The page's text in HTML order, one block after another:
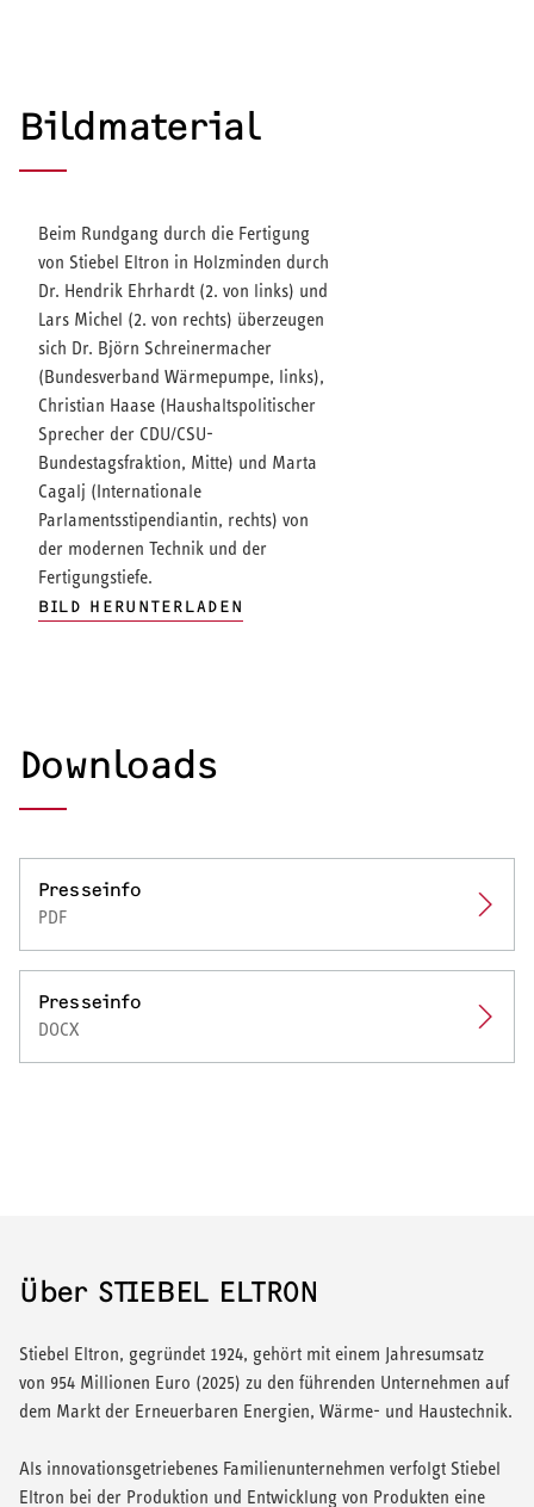
Bildmaterial
Beim Rundgang durch die Fertigung
von Stiebel Eltron in Holzminden durch
Dr. Hendrik Ehrhardt (2. von links) und
Lars Michel (2. von rechts) überzeugen
sich Dr. Björn Schreinermacher
(Bundesverband Wärmepumpe, links),
Christian Haase (Haushaltspolitischer
Sprecher der CDU/CSU-
Bundestagsfraktion, Mitte) und Marta
Cagalj (Internationale
Parlamentsstipendiantin, rechts) von
der modernen Technik und der
Fertigungstiefe.
BILD HERUNTERLADEN
Downloads
Presseinfo
PDF
Presseinfo
DOCX
Über STIEBEL ELTRON
Stiebel Eltron, gegründet 1924, gehört mit einem Jahresumsatz
von 954 Millionen Euro (2025) zu den führenden Unternehmen auf
dem Markt der Erneuerbaren Energien, Wärme- und Haustechnik.
Als innovationsgetriebenes Familienunternehmen verfolgt Stiebel
Eltron bei der Produktion und Entwicklung von Produkten eine